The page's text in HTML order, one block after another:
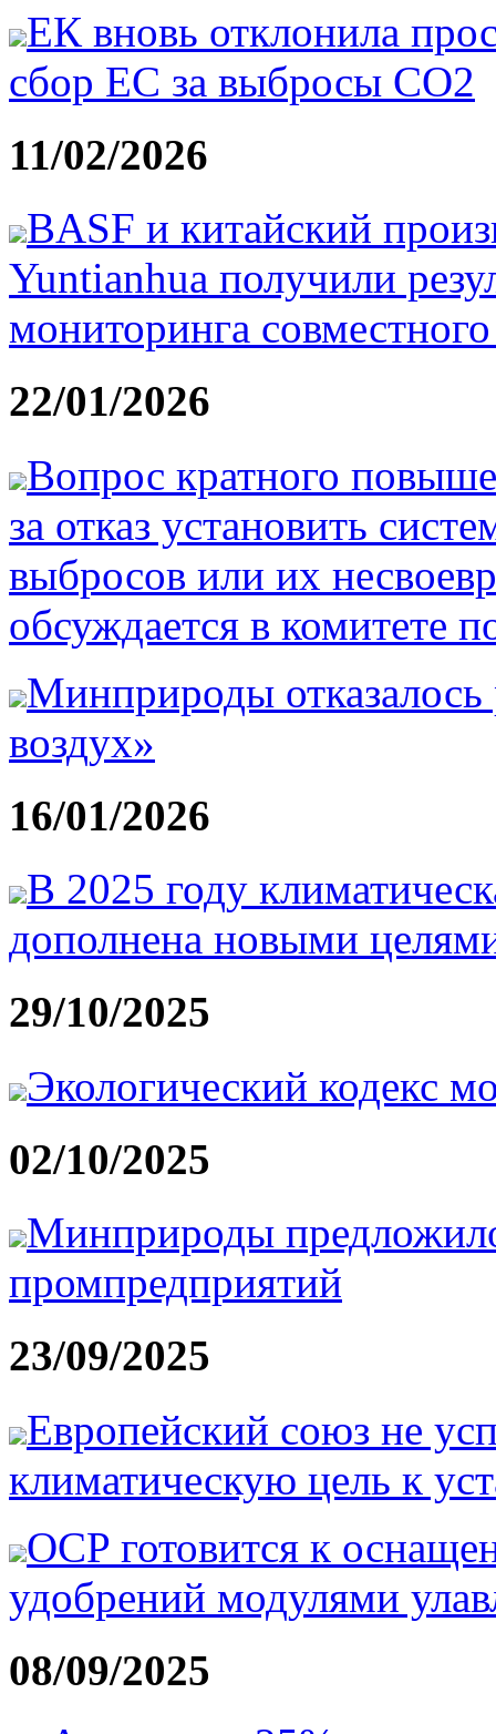
ЕК вновь отклонила
сбор ЕС за выбросы CO2
11/02/2026
BASF и китайский
Yuntianhua получили
мониторинга
22/01/2026
Вопрос кратного
за отказ установить
выбросов или их
обсуждается в комитете
Минприроды
воздух»
16/01/2026
В 2025 году
дополнена новыми
29/10/2025
Экологический кодекс
02/10/2025
Минприроды
промпредприятий
23/09/2025
Европейский союз не
климатическую цель к
OCP готовится к
удобрений модулями
08/09/2025